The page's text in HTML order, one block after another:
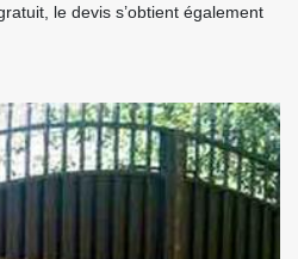
le devis s’obtient également